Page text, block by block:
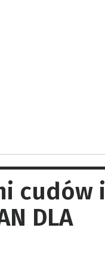
cudów i
DLA